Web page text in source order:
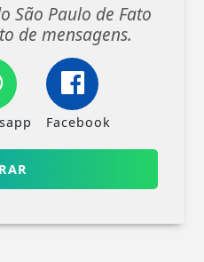
São Paulo de Fato
de mensagens.
Facebook